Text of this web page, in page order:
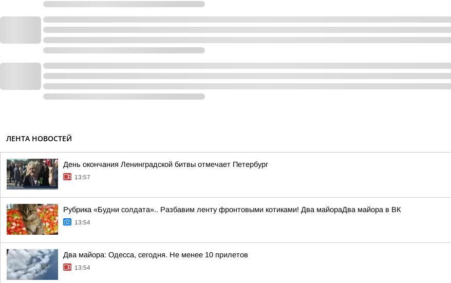
ЛЕНТА НОВОСТЕЙ
День окончания Ленинградской битвы отмечает Петербург
13:57
Рубрика «Будни солдата».. Разбавим ленту фронтовыми котиками! Два майораДва майора в ВК
13:54
Два майора: Одесса, сегодня. Не менее 10 прилетов
13:54